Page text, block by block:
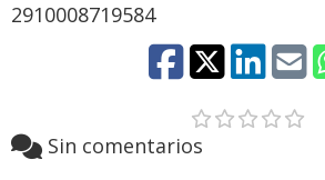
2910008719584
Sin comentarios